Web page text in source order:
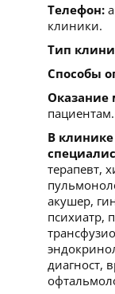
Телефон:
клиники.
Тип
Способы
Оказание
пациентам.
В
терапевт,
акушер,
психиатр,
диагност,